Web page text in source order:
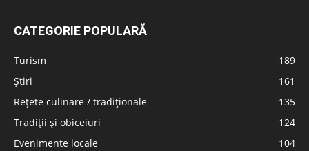
CATEGORIE POPULARĂ
Turism
189
Știri
161
Rețete culinare / tradiționale
135
Tradiții și obiceiuri
124
Evenimente locale
104